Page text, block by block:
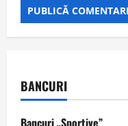
BANCURI
Bancuri „Sportive”